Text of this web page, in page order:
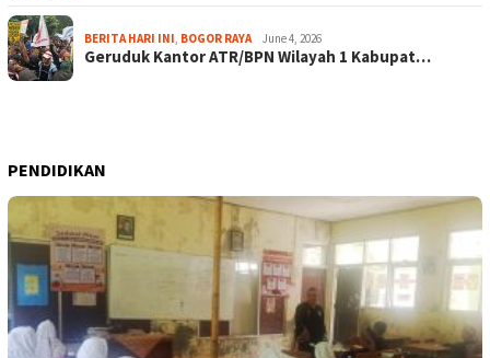
BERITA HARI INI, BOGOR RAYA June 4, 2026
Geruduk Kantor ATR/BPN Wilayah 1 Kabupat…
PENDIDIKAN